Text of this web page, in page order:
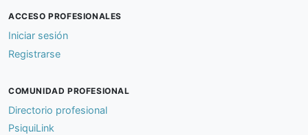
ACCESO PROFESIONALES
Iniciar sesión
Registrarse
COMUNIDAD PROFESIONAL
Directorio profesional
PsiquiLink